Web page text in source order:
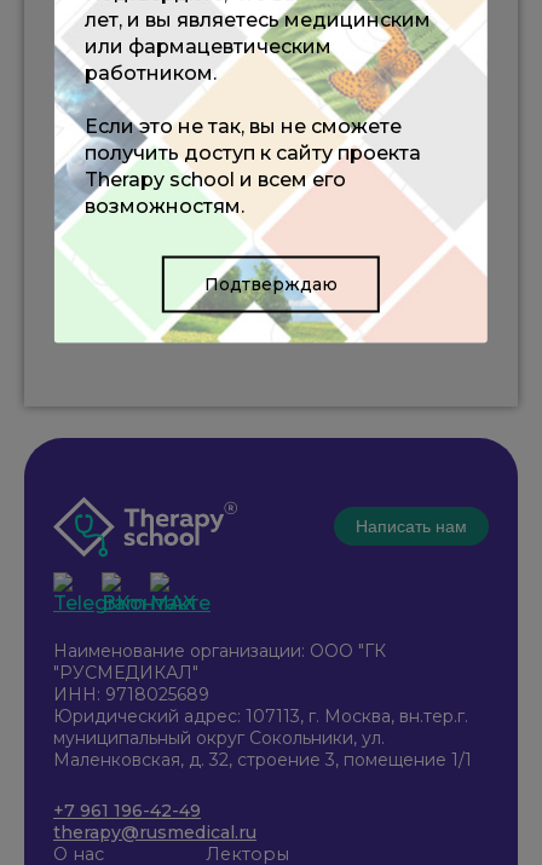
Написать нам
Наименование организации: ООО "ГК
"РУСМЕДИКАЛ"
ИНН: 9718025689
Юридический адрес: 107113, г. Москва, вн.тер.г.
муниципальный округ Сокольники, ул.
Маленковская, д. 32, строение 3, помещение 1/1
+7 961 196-42-49
therapy@rusmedical.ru
О нас
Лекторы
лет, и вы являетесь медицинским
или фармацевтическим
работником.
Если это не так, вы не сможете
получить доступ к сайту проекта
Therapy school и всем его
возможностям.
Подтверждаю